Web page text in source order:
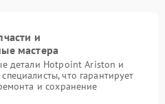
и
мастера
детали Hotpoint Ariston и
что гарантирует
и сохранение